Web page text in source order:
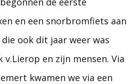
en een snorbromfiets aan
ook dit jaar weer was
en zijn mensen. Via
kwamen we via een